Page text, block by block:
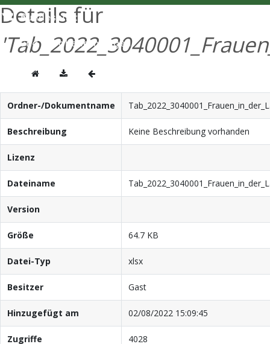
Details für
Ordner-/Dokumentname
Beschreibung Keine Beschreibung vorhanden
Lizenz
Dateiname
Version
Größe 64.7 KB
Datei-Typ xlsx
Besitzer Gast
Hinzugefügt am 02/08/2022 15:09:45
Zugriffe 4028